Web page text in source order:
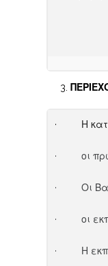
· Η
· οι
· Οι
· οι
· Η